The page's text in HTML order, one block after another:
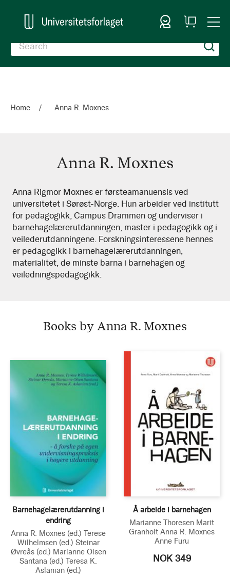
Sign In
My
Cart
Home Anna R. Moxnes
Anna R. Moxnes
Anna
R.
Moxnes
Anna Rigmor Moxnes er førsteamanuensis ved
universitetet i Sørøst-Norge. Hun arbeider ved institutt
for pedagogikk, Campus Drammen og underviser i
barnehagelærerutdanningen, master i pedagogikk og i
veilederutdanningene. Forskningsinteressene hennes
er pedagogikk i barnehagelærerutdanningen,
materialitet, de minste barna i barnehagen og
veiledningspedagogikk.
Books by Anna R. Moxnes
Barnehagelærerutdanning i
endring
Anna R. Moxnes (ed.) Terese
Wilhelmsen (ed.) Steinar
Øvreås (ed.) Marianne Olsen
Santana (ed.) Teresa K.
Aslanian (ed.)
Å arbeide i barnehagen
Marianne Thoresen Marit
Granholt Anna R. Moxnes
Anne Furu
NOK 349